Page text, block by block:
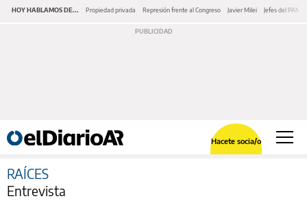
HOY HABLAMOS DE... Propiedad privada Represión frente al Congreso Javier Milei Jefes del PAMI
Hacete socia/o
RAÍCES
Entrevista